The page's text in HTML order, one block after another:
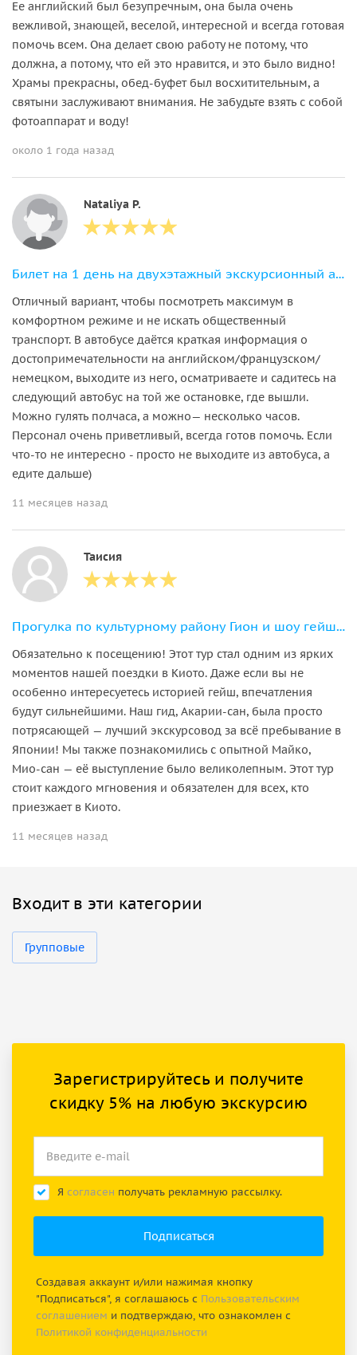
Ее английский был безупречным, она была очень
вежливой, знающей, веселой, интересной и всегда готовая
помочь всем. Она делает свою работу не потому, что
должна, а потому, что ей это нравится, и это было видно!
Храмы прекрасны, обед-буфет был восхитительным, а
святыни заслуживают внимания. Не забудьте взять с собой
фотоаппарат и воду!
около 1 года назад
Nataliya P.
Билет на 1 день на двухэтажный экскурсионный автобус Hop-on Hop-off
Отличный вариант, чтобы посмотреть максимум в
комфортном режиме и не искать общественный
транспорт. В автобусе даётся краткая информация о
достопримечательности на английском/французском/
немецком, выходите из него, осматриваете и садитесь на
следующий автобус на той же остановке, где вышли.
Можно гулять полчаса, а можно— несколько часов.
Персонал очень приветливый, всегда готов помочь. Если
что-то не интересно - просто не выходите из автобуса, а
едите дальше)
11 месяцев назад
Таисия
Прогулка по культурному району Гион и шоу гейш с обедом
Обязательно к посещению! Этот тур стал одним из ярких
моментов нашей поездки в Киото. Даже если вы не
особенно интересуетесь историей гейш, впечатления
будут сильнейшими. Наш гид, Акарии‑сан, была просто
потрясающей — лучший экскурсовод за всё пребывание в
Японии! Мы также познакомились с опытной Майко,
Мио‑сан — её выступление было великолепным. Этот тур
стоит каждого мгновения и обязателен для всех, кто
приезжает в Киото.
11 месяцев назад
Входит в эти категории
Групповые
Зарегистрируйтесь и получите
скидку 5% на любую экскурсию
Я согласен получать рекламную рассылку.
Создавая аккаунт и/или нажимая кнопку
"Подписаться", я соглашаюсь с Пользовательским
соглашением и подтверждаю, что ознакомлен с
Политикой конфиденциальности